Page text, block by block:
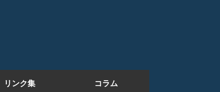
リンク集 コラム